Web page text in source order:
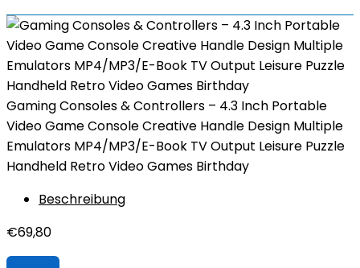
Gaming Consoles & Controllers – 4.3 Inch Portable
Video Game Console Creative Handle Design Multiple
Emulators MP4/MP3/E-Book TV Output Leisure Puzzle
Handheld Retro Video Games Birthday
Beschreibung
€69,80